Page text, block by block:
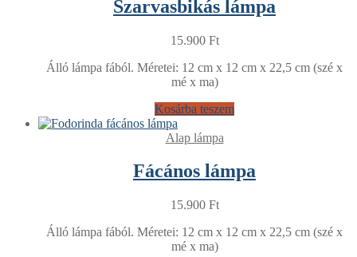
Szarvasbikás lámpa
15.900 Ft
Álló lámpa fából. Méretei: 12 cm x 12 cm x 22,5 cm (szé x
mé x ma)
Kosárba teszem
Alap lámpa
Fácános lámpa
15.900 Ft
Álló lámpa fából. Méretei: 12 cm x 12 cm x 22,5 cm (szé x
mé x ma)